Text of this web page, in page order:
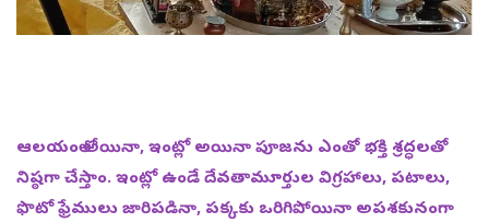
ఆలయంలో అయినా, ఇంట్లో అయినా పూజను ఎంతో భక్తి శ్రద్ధలతో
నిష్ఠగా చేస్తాం. ఇంట్లో ఉండే దేవతామూర్తుల విగ్రహాలు, పటాలు,
ఫొటో ఫ్రేములు జారిపడినా, పక్కకు ఒరిగిపోయినా అపశకునంగా